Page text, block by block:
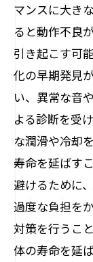
マンスに大き
ると動作不良
引き起こす可
化の早期発見
い、異常な音
よる診断を受
な潤滑や冷却
寿命を延ばす
避けるために
過度な負担を
対策を行うこ
体の寿命を延